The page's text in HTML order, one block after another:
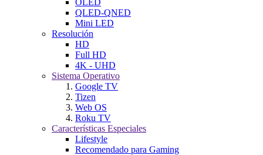
QLED-QNED
Mini LED
Resolución
HD
Full HD
4K - UHD
Sistema Operativo
Google TV
Tizen
Web OS
Roku TV
Características Especiales
Lifestyle
Recomendado para Gaming